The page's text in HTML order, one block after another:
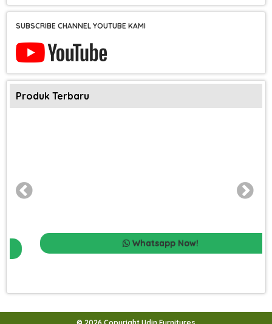
SUBSCRIBE CHANNEL YOUTUBE KAMI
Produk Terbaru
Whatsapp Now!